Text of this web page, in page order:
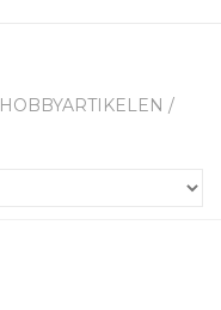
HOBBYARTIKELEN /